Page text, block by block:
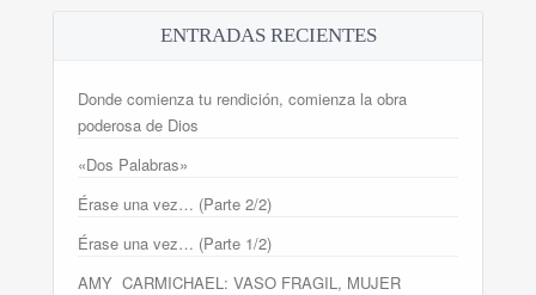
ENTRADAS RECIENTES
Donde comienza tu rendición, comienza la obra
poderosa de Dios
«Dos Palabras»
Érase una vez… (Parte 2/2)
Érase una vez… (Parte 1/2)
AMY CARMICHAEL: VASO FRAGIL, MUJER